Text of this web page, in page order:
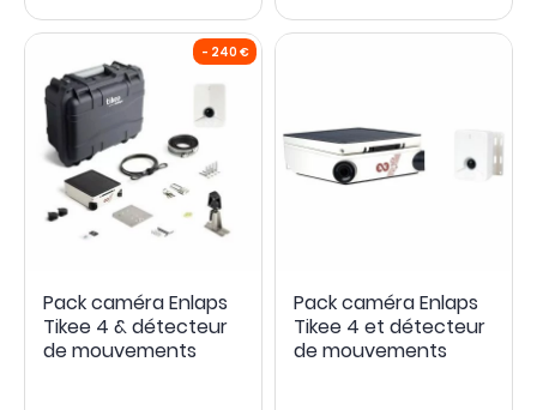
Pack caméra Enlaps
Tikee 4 & détecteur
de mouvements
Pack caméra Enlaps
Tikee 4 et détecteur
de mouvements